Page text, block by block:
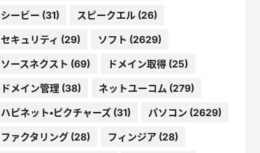
シービー (31) スピークエル(26)
セキュリティ (29) ソフト (2629)
ソースネクスト (69) ドメイン取得(25)
ドメイン管理(38) ネットユーコム (279)
ハピネット・ピクチャーズ(31) パソコン (2629)
ファクタリング(28) フィンジア(28)